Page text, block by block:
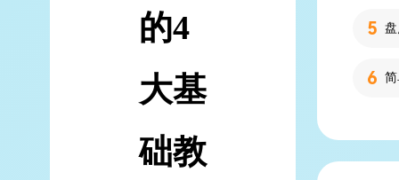
的4
大基
础教